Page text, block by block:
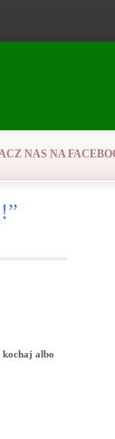
NAS NA
kochaj albo